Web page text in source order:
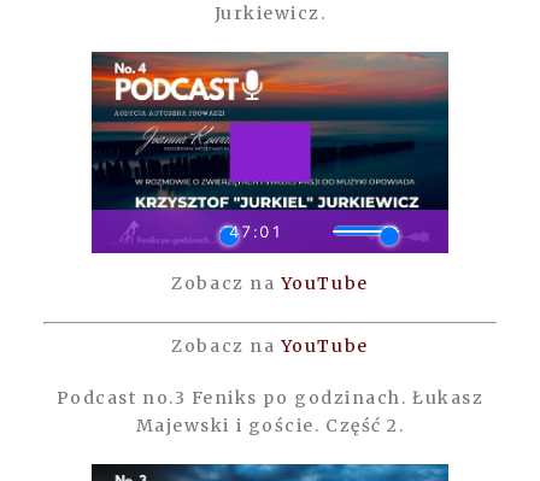
Jurkiewicz.
Zobacz na YouTube
Zobacz na YouTube
Podcast no.3 Feniks po godzinach. Łukasz
Majewski i goście. Część 2.